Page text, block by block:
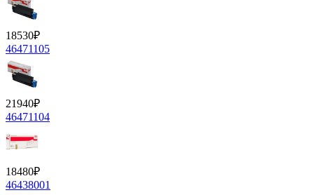
18530₽
46471105
21940₽
46471104
18480₽
46438001